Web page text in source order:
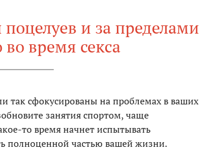
и за пределами
во время секса
так сфокусированы на проблемах в ваших
занятия спортом, чаще
то время начнет испытывать
полноценной частью вашей жизни.